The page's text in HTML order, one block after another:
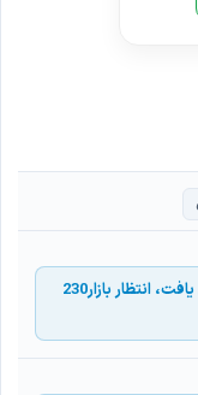
ادعای بیکاری اولیه هفتگی به 211 هزار کاهش یافت، انتظار بازار230